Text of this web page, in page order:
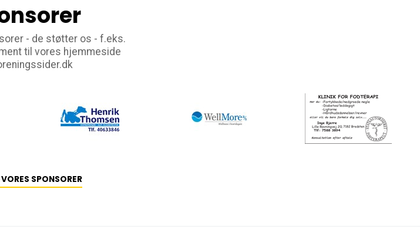
- de støtter os - f.eks.
til vores hjemmeside
VORES SPONSORER